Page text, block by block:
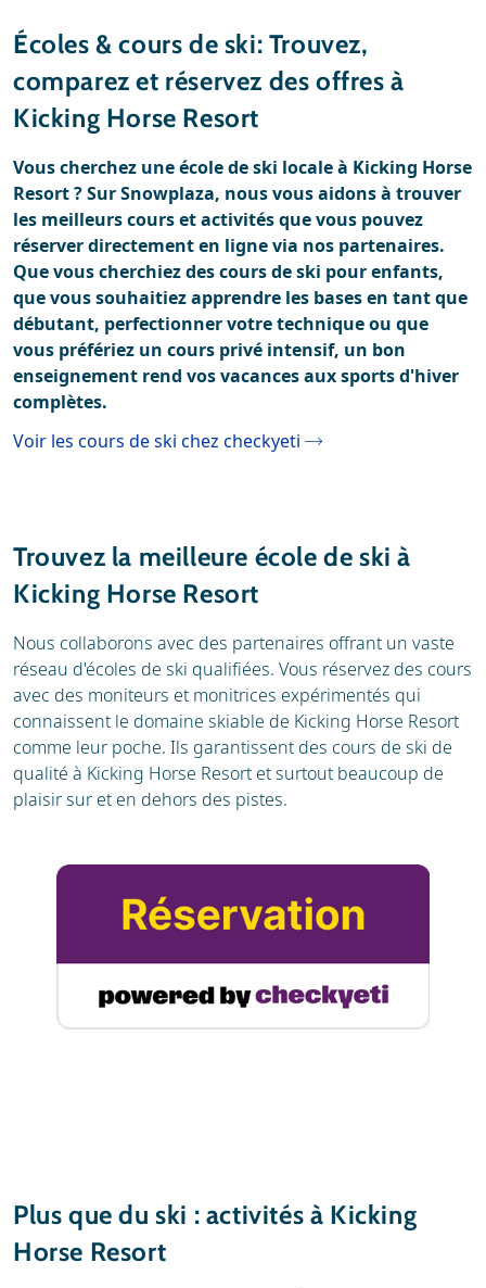
Météo
Avis
Location de ski
Écoles & cours de ski: Trouvez,
comparez et réservez des offres à
Kicking Horse Resort
Vous cherchez une école de ski locale à Kicking Horse
Resort ? Sur Snowplaza, nous vous aidons à trouver
les meilleurs cours et activités que vous pouvez
réserver directement en ligne via nos partenaires.
Que vous cherchiez des cours de ski pour enfants,
que vous souhaitiez apprendre les bases en tant que
débutant, perfectionner votre technique ou que
vous préfériez un cours privé intensif, un bon
enseignement rend vos vacances aux sports d'hiver
complètes.
Voir les cours de ski chez checkyeti
Trouvez la meilleure école de ski à
Kicking Horse Resort
Nous collaborons avec des partenaires offrant un vaste
réseau d'écoles de ski qualifiées. Vous réservez des cours
avec des moniteurs et monitrices expérimentés qui
connaissent le domaine skiable de Kicking Horse Resort
comme leur poche. Ils garantissent des cours de ski de
qualité à Kicking Horse Resort et surtout beaucoup de
plaisir sur et en dehors des pistes.
Plus que du ski : activités à Kicking
Horse Resort